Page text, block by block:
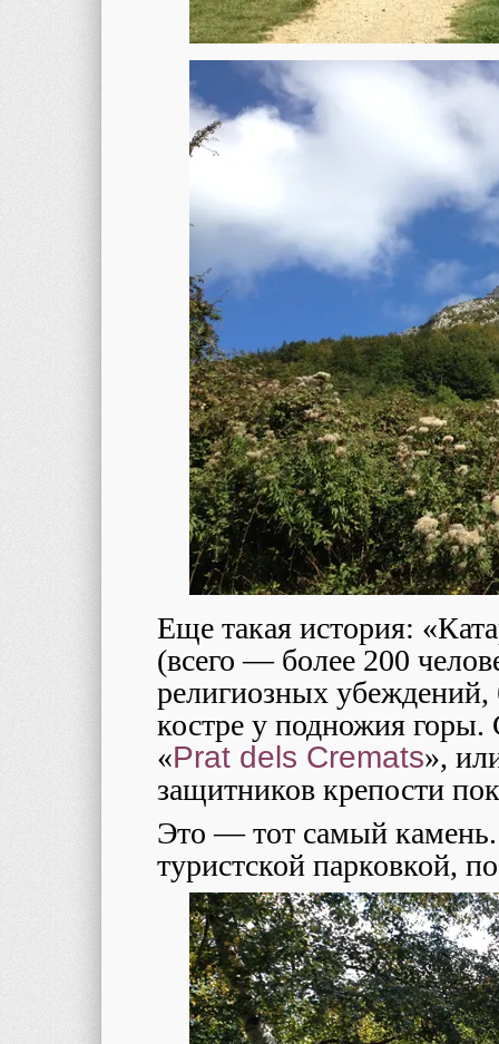
Еще такая история:
(всего — более 200
религиозных
костре у подножия горы.
«Prat dels Cremats»,
защитников крепости
Это — тот самый камень.
туристской парковкой,